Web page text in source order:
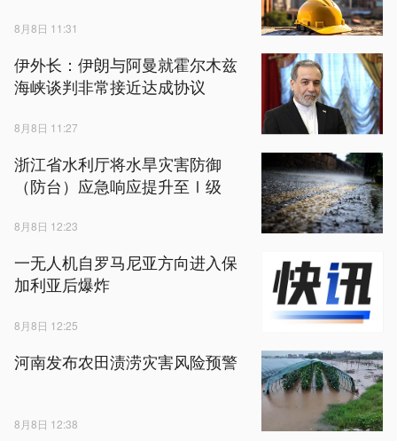
8月8日 11:31
伊外长：伊朗与阿曼就霍尔木兹
海峡谈判非常接近达成协议
8月8日 11:27
浙江省水利厅将水旱灾害防御
（防台）应急响应提升至Ⅰ级
8月8日 12:23
一无人机自罗马尼亚方向进入保
加利亚后爆炸
8月8日 12:25
河南发布农田渍涝灾害风险预警
8月8日 12:38